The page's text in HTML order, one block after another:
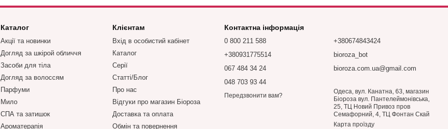
Каталог
Акції та новинки
Догляд за шкірой обличчя
Засоби для тіла
Догляд за волоссям
Парфуми
Мило
СПА та затишок
Ароматерапія
Клієнтам
Вхід в особистий кабінет
Каталог
Серії
Статті/Блог
Про нас
Відгуки про магазин Біороза
Доставка та оплата
Обмін та повернення
Контактна інформація
0 800 211 588
+380931775514
067 484 34 24
048 703 93 44
Передзвонити вам?
+380674843424
bioroza_bot
bioroza.com.ua@gmail.com
Одеса, вул. Канатна, 63, магазин
Біороза вул. Пантелеймонівська,
25, ТЦ Новий Привоз пров
Семафорний, 4, ТЦ Фонтан Скай
Карта проїзду